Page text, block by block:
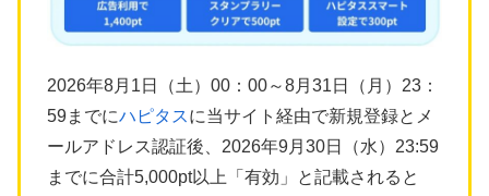
2026年8月1日（土）00：00～8月31日（月）23：
59までにハピタスに当サイト経由で新規登録とメ
ールアドレス認証後、2026年9月30日（水）23:59
までに合計5,000pt以上「有効」と記載されると